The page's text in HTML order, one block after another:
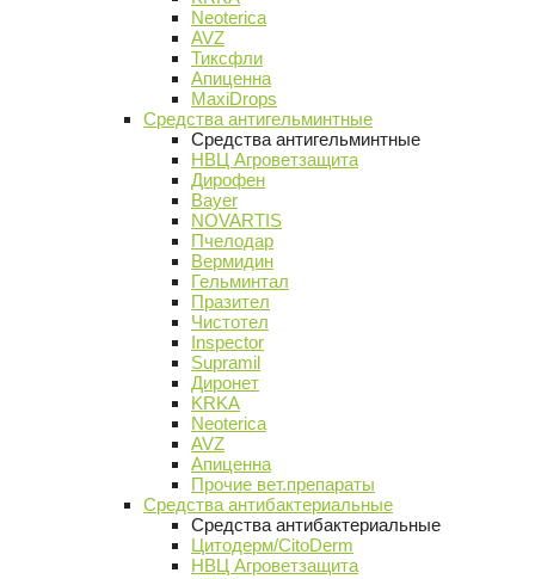
Neoterica
AVZ
Тиксфли
Апиценна
MaxiDrops
Средства антигельминтные
Средства антигельминтные
НВЦ Агроветзащита
Дирофен
Bayer
NOVARTIS
Пчелодар
Вермидин
Гельминтал
Празител
Чистотел
Inspector
Supramil
Диронет
KRKA
Neoterica
AVZ
Апиценна
Прочие вет.препараты
Средства антибактериальные
Средства антибактериальные
Цитодерм/CitoDerm
НВЦ Агроветзащита